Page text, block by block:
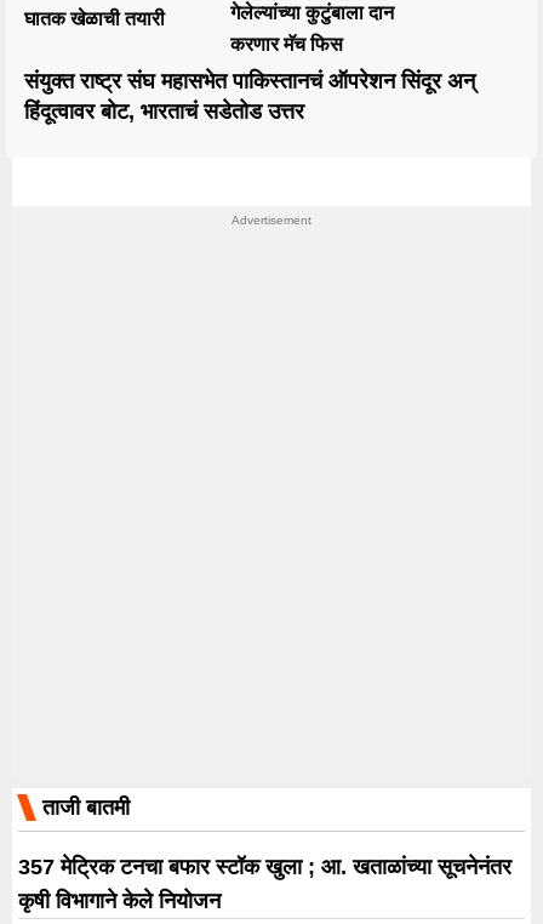
घातक खेळाची तयारी
गेलेल्यांच्या कुटुंबाला दान
करणार मॅच फिस
संयुक्त राष्ट्र संघ महासभेत पाकिस्तानचं ऑपरेशन सिंदूर अन्
हिंदूत्वावर बोट, भारताचं सडेतोड उत्तर
ताजी बातमी
357 मेट्रिक टनचा बफार स्टॉक खुला ; आ. खताळांच्या सूचनेनंतर
कृषी विभागाने केले नियोजन